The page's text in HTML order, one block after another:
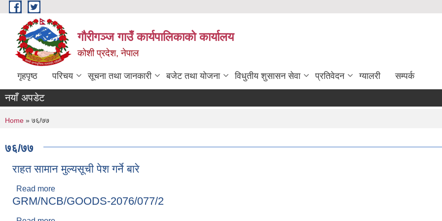
Skip to main content
गौरीगञ्‍ज गाउँ कार्यपालिकाको कार्यालय
कोशी प्रदेश, नेपाल
गृहपृष्ठ परिचय सूचना तथा जानकारी बजेट तथा योजना विधुतीय शुसासन सेवा प्रतिवेदन ग्यालरी सम्पर्क
नयाँ अपडेट
You are here
Home » ७६/७७
७६/७७
राहत सामान मुल्यसूची पेश गर्ने बारे
Read more
GRM/NCB/GOODS-2076/077/2